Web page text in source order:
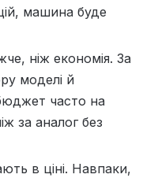
машина буде
ніж економія. За
моделі й
часто на
за аналог без
в ціні. Навпаки,